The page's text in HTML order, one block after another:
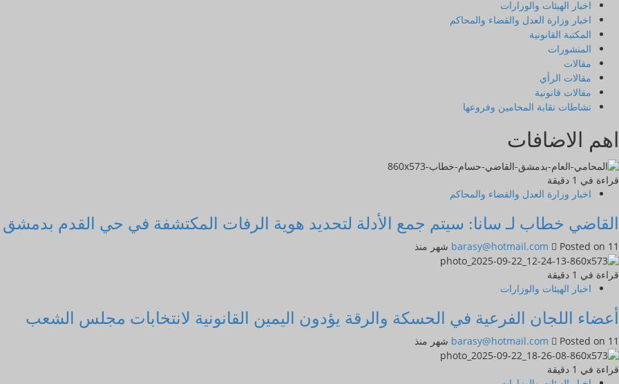
اخبار الهيئات والوزارات
اخبار وزارة العدل والقضاء والمحاكم
المكتبة القانونية
المنشورات
مقالات
مقالات الرأي
مقالات قانونية
نشاطات نقابة المحامين وفروعها
اهم الاضافات
قراءة في 1 دقيقة
اخبار وزارة العدل والقضاء والمحاكم
القاضي خطاب لـ سانا: سيتم جمع الأدلة لتحديد هوية الرفات المكتشفة في حي القدم بدمشق
barasy@hotmail.com Posted on 11 شهر منذ
قراءة في 1 دقيقة
اخبار الهيئات والوزارات
أعضاء اللجان الفرعية في الحسكة والرقة يؤدون اليمين القانونية لانتخابات مجلس الشعب
barasy@hotmail.com Posted on 11 شهر منذ
قراءة في 1 دقيقة